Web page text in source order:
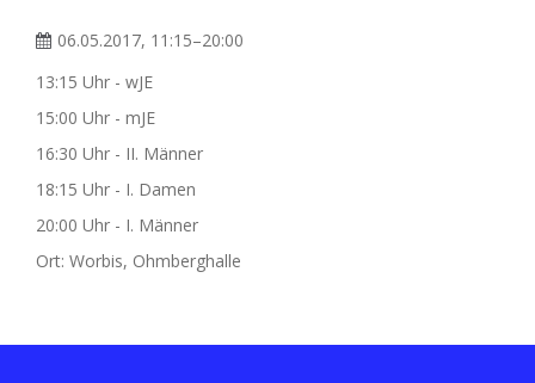
06.05.2017, 11:15–20:00
13:15 Uhr - wJE
15:00 Uhr - mJE
16:30 Uhr - II. Männer
18:15 Uhr - I. Damen
20:00 Uhr - I. Männer
Ort: Worbis, Ohmberghalle